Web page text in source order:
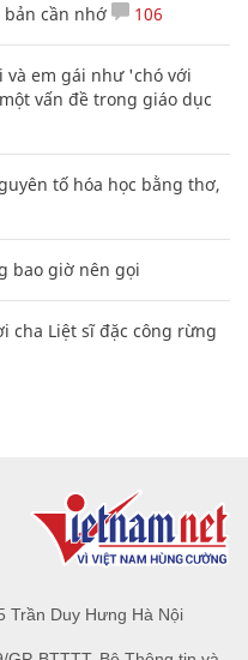
bản cần nhớ 106
và em gái như 'chó với
vấn đề trong giáo dục
tố hóa học bằng thơ,
bao giờ nên gọi
cha Liệt sĩ đặc công rừng
Trần Duy Hưng Hà Nội